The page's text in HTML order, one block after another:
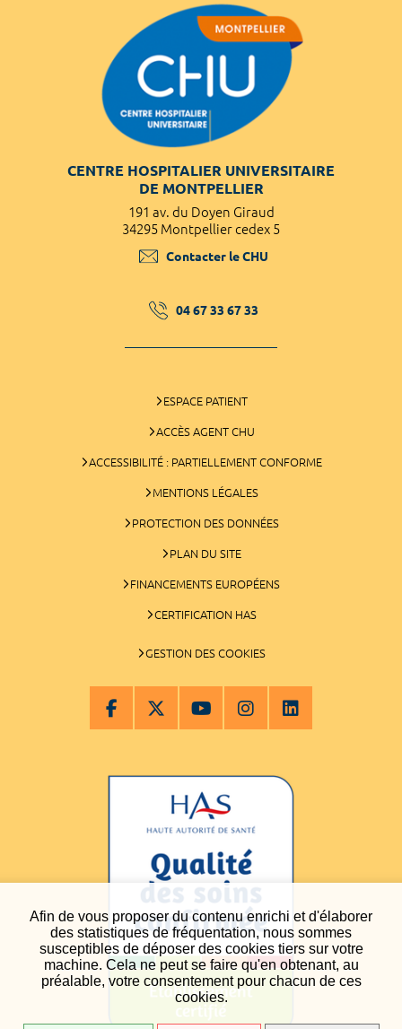
Afin de vous proposer du contenu enrichi et d'élaborer
des statistiques de fréquentation, nous sommes
susceptibles de déposer des cookies tiers sur votre
machine. Cela ne peut se faire qu'en obtenant, au
préalable, votre consentement pour chacun de ces
cookies.
CENTRE HOSPITALIER UNIVERSITAIRE
DE MONTPELLIER
191 av. du Doyen Giraud
34295 Montpellier cedex 5
Contacter le CHU
04 67 33 67 33
ESPACE PATIENT
ACCÈS AGENT CHU
ACCESSIBILITÉ : PARTIELLEMENT CONFORME
MENTIONS LÉGALES
PROTECTION DES DONNÉES
PLAN DU SITE
FINANCEMENTS EUROPÉENS
CERTIFICATION HAS
GESTION DES COOKIES